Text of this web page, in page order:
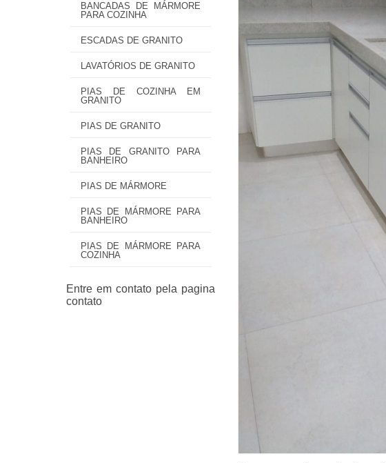
BANCADAS DE MÁRMORE
PARA COZINHA
ESCADAS DE GRANITO
LAVATÓRIOS DE GRANITO
PIAS DE COZINHA EM
GRANITO
PIAS DE GRANITO
PIAS DE GRANITO PARA
BANHEIRO
PIAS DE MÁRMORE
PIAS DE MÁRMORE PARA
BANHEIRO
PIAS DE MÁRMORE PARA
COZINHA